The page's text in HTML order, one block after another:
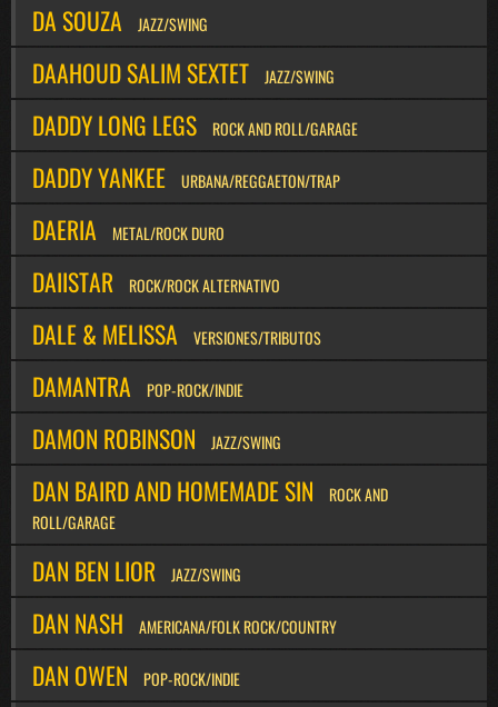
DA SOUZA JAZZ/SWING
DAAHOUD SALIM SEXTET JAZZ/SWING
DADDY LONG LEGS ROCK AND ROLL/GARAGE
DADDY YANKEE URBANA/REGGAETON/TRAP
DAERIA METAL/ROCK DURO
DAIISTAR ROCK/ROCK ALTERNATIVO
DALE & MELISSA VERSIONES/TRIBUTOS
DAMANTRA POP-ROCK/INDIE
DAMON ROBINSON JAZZ/SWING
DAN BAIRD AND HOMEMADE SIN
ROCK AND
ROLL/GARAGE
DAN BEN LIOR JAZZ/SWING
DAN NASH AMERICANA/FOLK ROCK/COUNTRY
DAN OWEN POP-ROCK/INDIE